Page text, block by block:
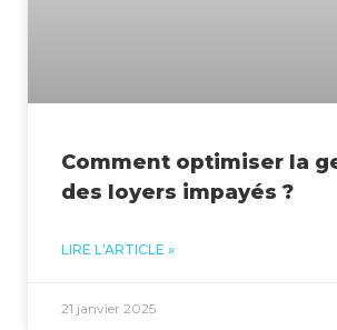
Comment optimiser la
des loyers impayés ?
LIRE L'ARTICLE »
21 janvier 2025